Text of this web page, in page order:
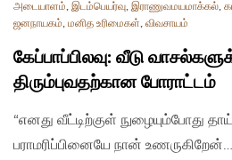
அடையாளம், இடம்பெயர்வு, இராணுவமயமாக்கல்,
ஜனநாயகம், மனித உரிமைகள், விவசாயம்
கேப்பாப்பிலவு: வீடு
திரும்புவதற்கான போராட்டம்
“எனது வீட்டிற்குள் நுழையும்போது
பராமரிப்பினையே நான்